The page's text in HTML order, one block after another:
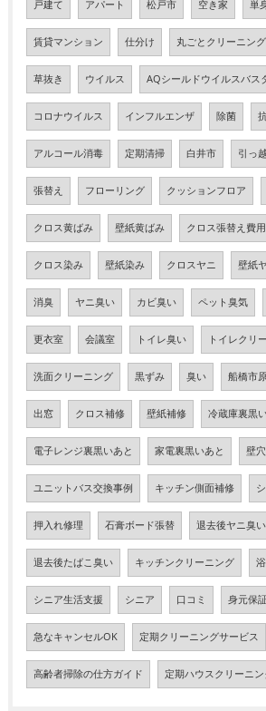
戸建て アパート 松戸市 空き家 単
賃貸マンション 仕分け 丸ごとクリーニング
草抜き ウイルス AQシールドウイルスバス
コロナウイルス インフルエンザ 除菌
アルコール消毒 定期清掃 白井市 引っ
張替え フローリング クッションフロア
クロス黄ばみ 壁紙黄ばみ クロス張替え費用
クロス染み 壁紙染み クロスヤニ 壁紙
消臭 ヤニ臭い カビ臭い ペット臭気
更衣室 会議室 トイレ臭い トイレクリ
洗面クリーニング 黒ずみ 臭い 船橋市
出窓 クロス補修 壁紙補修 冷蔵庫裏黒
電子レンジ裏黒いあと 家電裏黒いあと 壁
ユニットバス交換事例 キッチン側面補修
押入れ修理 石膏ボード張替 退去後ヤニ臭い
退去後たばこ臭い キッチンクリーニング
シニア生活支援 シニア 口コミ 身元保
急なキャンセルOK 定期クリーニングサービス
高齢者掃除の仕方ガイド 定期ハウスクリーニ